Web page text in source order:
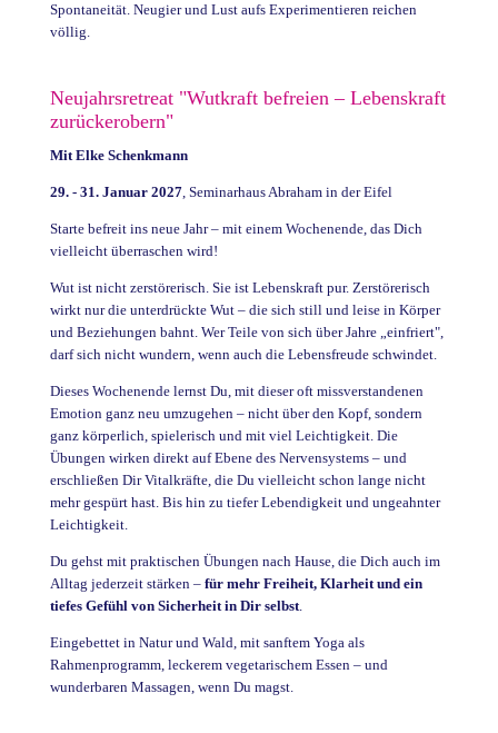
Spontaneität. Neugier und Lust aufs Experimentieren reichen
völlig.
Neujahrsretreat "Wutkraft befreien – Lebenskraft
zurückerobern"
Mit Elke Schenkmann
29. - 31. Januar 2027, Seminarhaus Abraham in der Eifel
Starte befreit ins neue Jahr – mit einem Wochenende, das Dich
vielleicht überraschen wird!
Wut ist nicht zerstörerisch. Sie ist Lebenskraft pur. Zerstörerisch
wirkt nur die unterdrückte Wut – die sich still und leise in Körper
und Beziehungen bahnt. Wer Teile von sich über Jahre „einfriert",
darf sich nicht wundern, wenn auch die Lebensfreude schwindet.
Dieses Wochenende lernst Du, mit dieser oft missverstandenen
Emotion ganz neu umzugehen – nicht über den Kopf, sondern
ganz körperlich, spielerisch und mit viel Leichtigkeit. Die
Übungen wirken direkt auf Ebene des Nervensystems – und
erschließen Dir Vitalkräfte, die Du vielleicht schon lange nicht
mehr gespürt hast. Bis hin zu tiefer Lebendigkeit und ungeahnter
Leichtigkeit.
Du gehst mit praktischen Übungen nach Hause, die Dich auch im
Alltag jederzeit stärken – für mehr Freiheit, Klarheit und ein
tiefes Gefühl von Sicherheit in Dir selbst.
Eingebettet in Natur und Wald, mit sanftem Yoga als
Rahmenprogramm, leckerem vegetarischem Essen – und
wunderbaren Massagen, wenn Du magst.